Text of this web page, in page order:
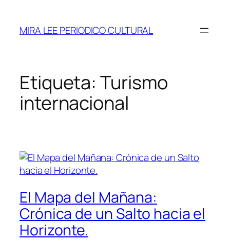
contenido
MIRA LEE PERIODICO CULTURAL
Etiqueta: Turismo
internacional
El Mapa del Mañana:
Crónica de un Salto hacia el
Horizonte.